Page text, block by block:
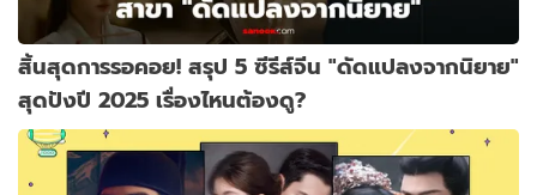
สิ้นสุดการรอคอย! สรุป 5 ซีรีส์จีน "ดัดแปลงจากนิยาย"
สุดปังปี 2025 เรื่องไหนต้องดู?